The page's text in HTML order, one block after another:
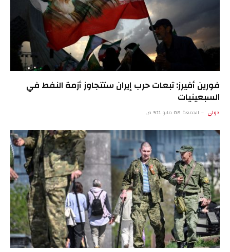
فورين أفيرز: تبعات حرب إيران ستتجاوز أزمة النفط في
السبعينيات
دولي الجمعة 08 مايو 9:11 ص